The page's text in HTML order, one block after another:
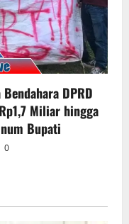
DPRD
Miliar hingga
Bupati
0